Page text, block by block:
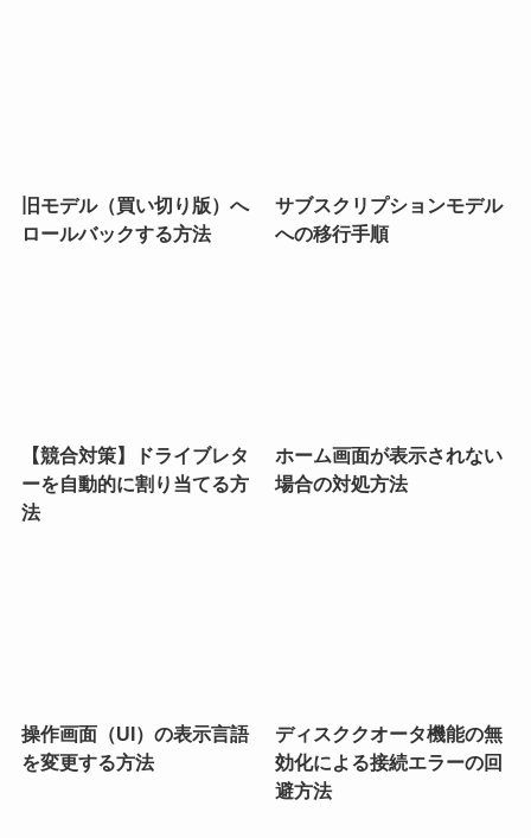
旧モデル（買い切り版）へ
ロールバックする方法
サブスクリプションモデル
への移行手順
【競合対策】ドライブレタ
ーを自動的に割り当てる方
法
ホーム画面が表示されない
場合の対処方法
操作画面（UI）の表示言語
を変更する方法
ディスククオータ機能の無
効化による接続エラーの回
避方法